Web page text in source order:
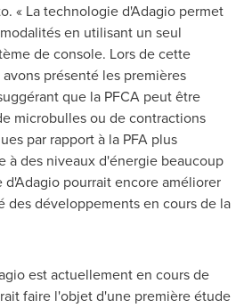
. « La technologie d'Adagio permet
en utilisant un seul
de console. Lors decette
présenté les premières
que la PFCA peut être
microbulles ou de contractions
par rapport à la PFA plus
à des niveaux d'énergie beaucoup
d'Adagio pourrait encore améliorer
des développements en cours de la
est actuellement en cours de
faire l'objet d'une première étude